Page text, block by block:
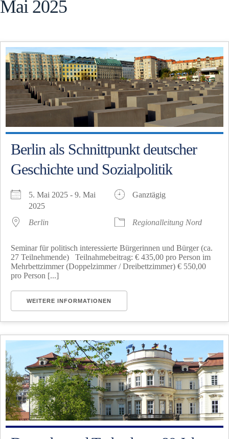
Mai 2025
Berlin als Schnittpunkt deutscher
Geschichte und Sozialpolitik
5. Mai 2025 - 9. Mai
2025
Ganztägig
Berlin Regionalleitung Nord
Seminar für politisch interessierte Bürgerinnen und Bürger (ca.
27 Teilnehmende) Teilnahmebeitrag: € 435,00 pro Person im
Mehrbettzimmer (Doppelzimmer / Dreibettzimmer) € 550,00
pro Person [...]
WEITERE INFORMATIONEN